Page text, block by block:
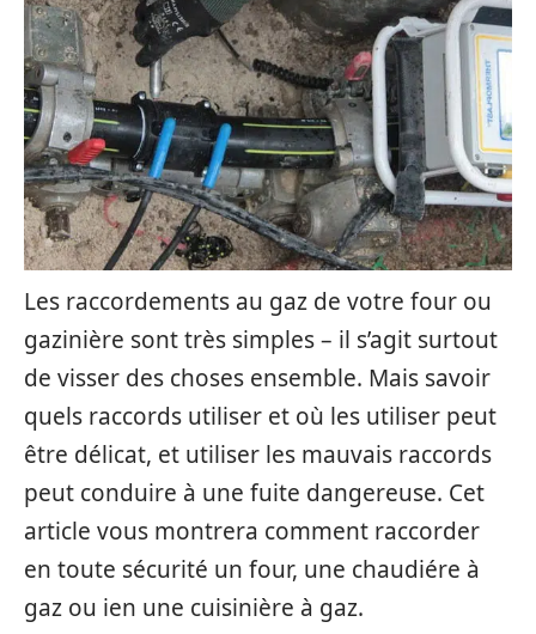
Les raccordements au gaz de votre four ou
gazinière sont très simples – il s’agit surtout
de visser des choses ensemble. Mais savoir
quels raccords utiliser et où les utiliser peut
être délicat, et utiliser les mauvais raccords
peut conduire à une fuite dangereuse. Cet
article vous montrera comment raccorder
en toute sécurité un four, une chaudiére à
gaz ou ien une cuisinière à gaz.